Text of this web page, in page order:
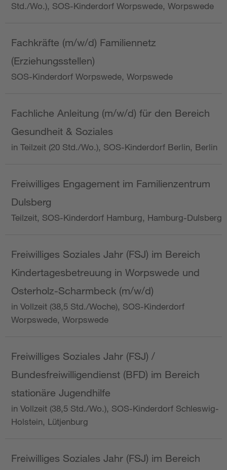
Std./Wo.), SOS-Kinderdorf Worpswede, Worpswede
Fachkräfte (m/w/d) Familiennetz
(Erziehungsstellen)
SOS-Kinderdorf Worpswede, Worpswede
Fachliche Anleitung (m/w/d) für den Bereich
Gesundheit & Soziales
in Teilzeit (20 Std./Wo.), SOS-Kinderdorf Berlin, Berlin
Freiwilliges Engagement im Familienzentrum
Dulsberg
Teilzeit, SOS-Kinderdorf Hamburg, Hamburg-Dulsberg
Freiwilliges Soziales Jahr (FSJ) im Bereich
Kindertagesbetreuung in Worpswede und
Osterholz-Scharmbeck (m/w/d)
in Vollzeit (38,5 Std./Woche), SOS-Kinderdorf
Worpswede, Worpswede
Freiwilliges Soziales Jahr (FSJ) /
Bundesfreiwilligendienst (BFD) im Bereich
stationäre Jugendhilfe
in Vollzeit (38,5 Std./Wo.), SOS-Kinderdorf Schleswig-
Holstein, Lütjenburg
Freiwilliges Soziales Jahr (FSJ) im Bereich